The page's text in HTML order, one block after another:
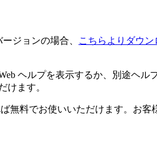
ジョンの場合、 こちらよりダウン
ヘルプを表示するか、別途ヘル
けます。
無料でお使いいただけます。お客